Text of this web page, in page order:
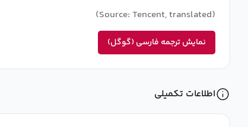
(Source: Tencent, translated)
نمایش ترجمه فارسی (گوگل)
اطلاعات تکمیلی